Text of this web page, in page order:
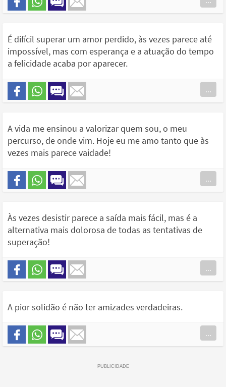
É difícil superar um amor perdido, às vezes parece até
impossível, mas com esperança e a atuação do tempo
a felicidade acaba por aparecer.
...
A vida me ensinou a valorizar quem sou, o meu
percurso, de onde vim. Hoje eu me amo tanto que às
vezes mais parece vaidade!
...
Às vezes desistir parece a saída mais fácil, mas é a
alternativa mais dolorosa de todas as tentativas de
superação!
...
A pior solidão é não ter amizades verdadeiras.
...